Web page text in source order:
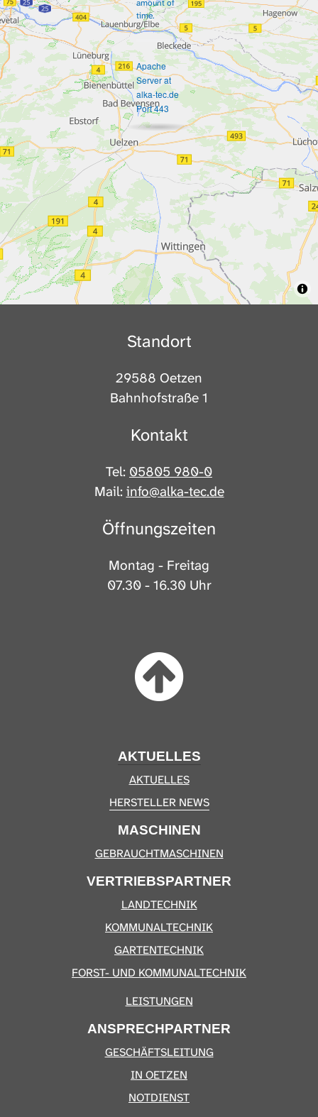
amount of
time.
Apache
Server at
alka-tec.de
Port 443
Standort
29588 Oetzen
Bahnhofstraße 1
Kontakt
Tel: 05805 980-0
Mail: info@alka-tec.de
Öffnungszeiten
Montag - Freitag
07.30 - 16.30 Uhr
AKTUELLES
AKTUELLES
HERSTELLER NEWS
MASCHINEN
GEBRAUCHTMASCHINEN
VERTRIEBSPARTNER
LANDTECHNIK
KOMMUNALTECHNIK
GARTENTECHNIK
FORST- UND KOMMUNALTECHNIK
LEISTUNGEN
ANSPRECHPARTNER
GESCHÄFTSLEITUNG
IN OETZEN
NOTDIENST